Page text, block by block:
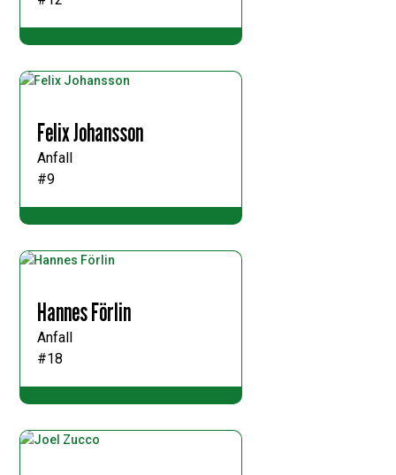
Felix Johansson
Anfall
#9
Hannes Förlin
Anfall
#18